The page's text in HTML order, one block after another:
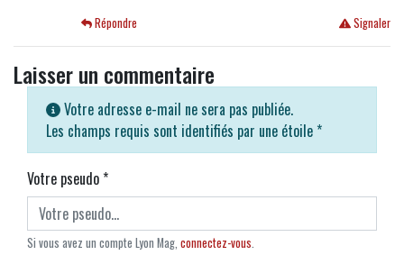
Signaler
Répondre
Laisser un commentaire
Votre adresse e-mail ne sera pas publiée.
Les champs requis sont identifiés par une étoile *
Votre pseudo*
Si vous avez un compte Lyon Mag, connectez-vous